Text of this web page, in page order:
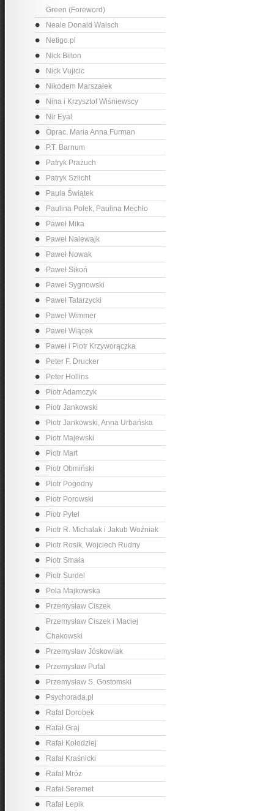
Green (Foreword)
Neale Donald Walsch
Netigo.pl
Nick Bilton
Nick Vujicic
Nikodem Marszałek
Nina i Krzysztof Wiśniewscy
Nir Eyal
Oprac. Maria Anna Furman
P.T. Barnum
Patryk Prażuch
Patryk Szlicht
Paula Świątek
Paulina Polek, Paulina Mechło
Paweł Mika
Paweł Nalewajk
Paweł Nowak
Paweł Sikoń
Paweł Sygnowski
Paweł Tatarzycki
Paweł Wimmer
Paweł Wiącek
Paweł i Piotr Krzyworączka
Peter F. Drucker
Peter Hollins
Piotr Adamczyk
Piotr Jankowski
Piotr Jankowski, Anna Urbańska
Piotr Majewski
Piotr Mart
Piotr Obmiński
Piotr Pogodny
Piotr Porowski
Piotr Pytel
Piotr R. Michalak i Jakub Woźniak
Piotr Rosik, Wojciech Rudny
Piotr Smała
Piotr Surdel
Pola Majkowska
Przemysław Ciszek
Przemysław Ciszek i Maciej
Chakowski
Przemysław Jóskowiak
Przemysław Pufal
Przemysław S. Gostomski
Psychorada.pl
Rafał Dorobek
Rafał Graj
Rafał Kołodziej
Rafał Kraśnicki
Rafał Mróz
Rafał Seremet
Rafał Łepik